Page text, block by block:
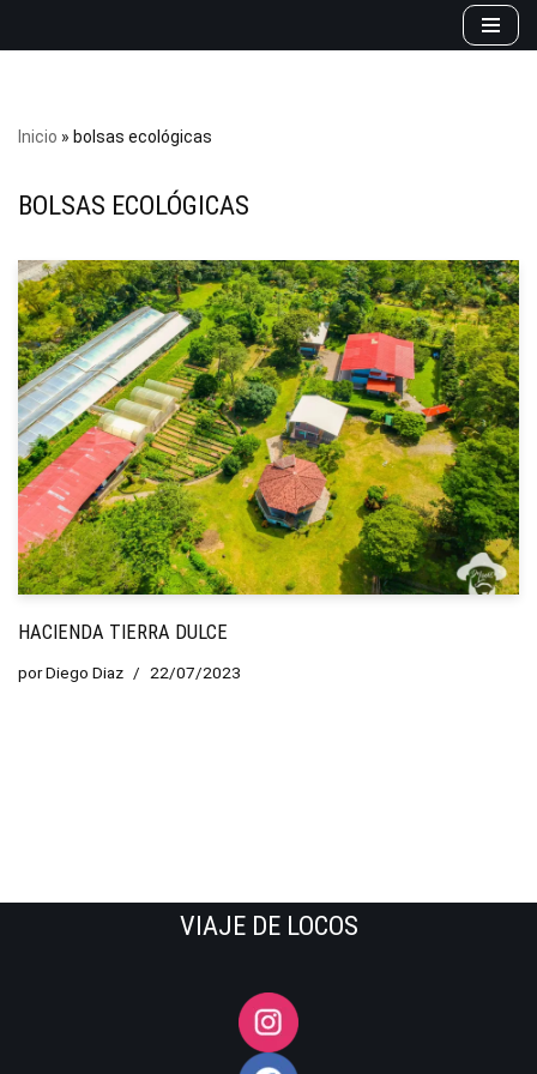
Inicio » bolsas ecológicas
BOLSAS ECOLÓGICAS
HACIENDA TIERRA DULCE
porDiego Diaz 22/07/2023
VIAJE DE LOCOS